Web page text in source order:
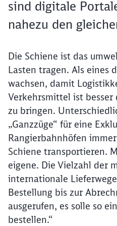
sind digitale
nahezu den
Die Schiene ist das
Lasten tragen. Als eines
wachsen, damit
Verkehrsmittel ist besser
zu bringen.
„Ganzzüge“ für eine
Rangierbahnhöfen
Schiene transportieren.
eigene. Die Vielzahl der
internationale
Bestellung bis zur
ausgerufen, es solle so
bestellen.“